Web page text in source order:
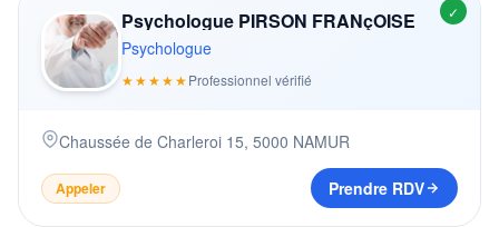
✓
Psychologue PIRSON FRANçOISE
Psychologue
★★★★★Professionnel vérifié
Chaussée de Charleroi 15, 5000 NAMUR
Appeler Prendre RDV